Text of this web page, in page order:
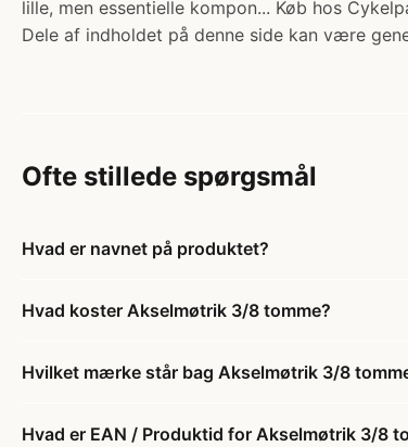
lille, men essentielle kompon... Køb hos
Dele af indholdet på denne side kan være
Ofte stillede spørgsmål
Hvad er navnet på produktet?
Hvad koster Akselmøtrik 3/8 tomme?
Hvilket mærke står bag Akselmøtrik 3/8
Hvad er EAN / Produktid for Akselmøtrik 3/8